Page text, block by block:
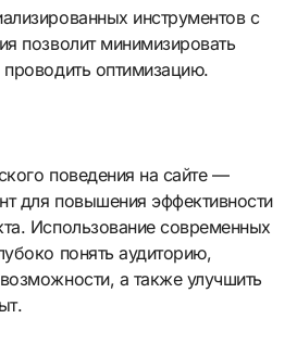
инструментов с
позволит минимизировать
оптимизацию.
поведения на сайте —
для повышения эффективности
Использование современных
понять аудиторию,
а также улучшить